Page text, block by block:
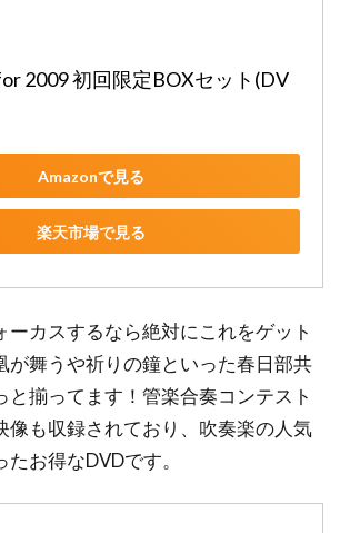
2009 初回限定BOXセット(DV
Amazonで見る
楽天市場で見る
ーカスするなら絶対にこれをゲット
が舞うや祈りの鐘といった春日部共
と揃ってます！管楽合奏コンテスト
像も収録されており、吹奏楽の人気
お得なDVDです。